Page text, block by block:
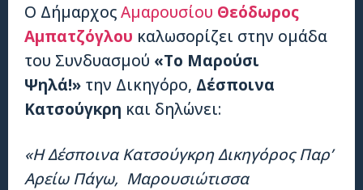
Ο ΔήμαρχοςΑμαρουσίου Θεόδωρος
Αμπατζόγλου καλωσορίζει στην ομάδα
του Συνδυασμού «Το Μαρούσι
Ψηλά!» την Δικηγόρο, Δέσποινα
Κατσούγκρη και δηλώνει:
«Η Δέσποινα Κατσούγκρη Δικηγόρος Παρ’
Αρείω Πάγω, Μαρουσιώτισσα